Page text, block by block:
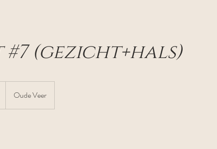
#7 (gezicht+hals)
Oude Veer